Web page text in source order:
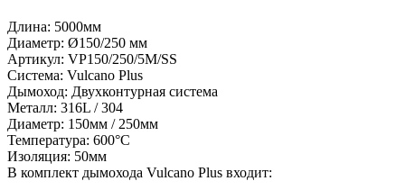
Длина: 5000мм
Диаметр: Ø150/250 мм
Артикул: VP150/250/5M/SS
Система: Vulcano Plus
Дымоход: Двухконтурная система
Металл: 316L / 304
Диаметр: 150мм / 250мм
Температура: 600°С
Изоляция: 50мм
В комплект дымохода Vulcano Plus входит: